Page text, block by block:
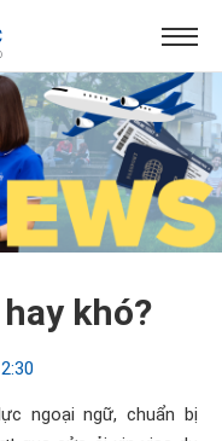
khó?
ngoại ngữ, chuẩn bị